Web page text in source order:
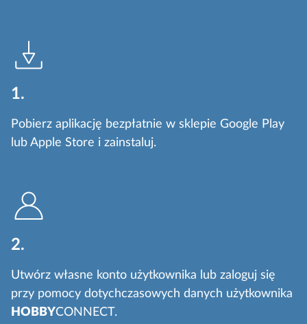
1.
Pobierz aplikację bezpłatnie w sklepie Google Play
lub Apple Store i zainstaluj.
2.
Utwórz własne konto użytkownika lub zaloguj się
przy pomocy dotychczasowych danych użytkownika
HOBBYCONNECT.